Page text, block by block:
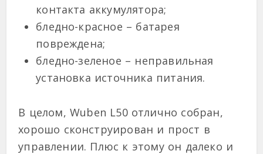
контакта аккумулятора;
бледно-красное – батарея
повреждена;
бледно-зеленое – неправильная
установка источника питания.
В целом, Wuben L50 отлично собран,
хорошо сконструирован и прост в
управлении. Плюс к этому он далеко и